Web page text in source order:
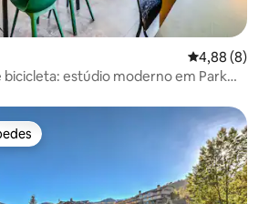
4,88 de uma
4,88 (8)
bicicleta: estúdio moderno em Park